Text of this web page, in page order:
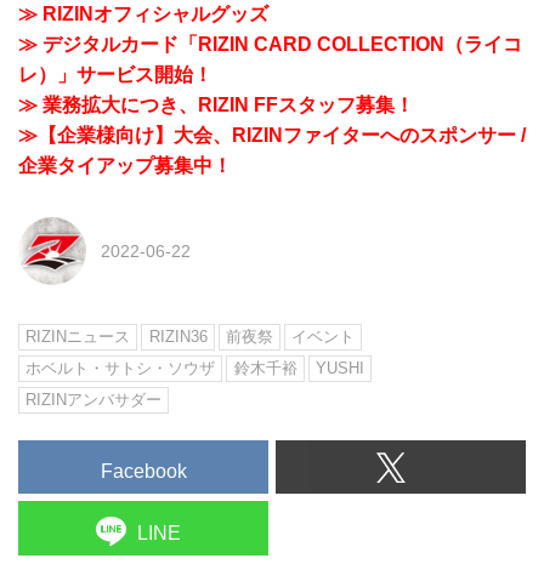
≫ RIZINオフィシャルグッズ
≫ デジタルカード「RIZIN CARD COLLECTION（ライコ
レ）」サービス開始！
≫ 業務拡大につき、RIZIN FFスタッフ募集！
≫【企業様向け】大会、RIZINファイターへのスポンサー /
企業タイアップ募集中！
2022-06-22
RIZINニュース RIZIN36 前夜祭
イベント
ホベルト・サトシ・ソウザ
鈴木千裕
YUSHI
RIZINアンバサダー
Facebook
LINE